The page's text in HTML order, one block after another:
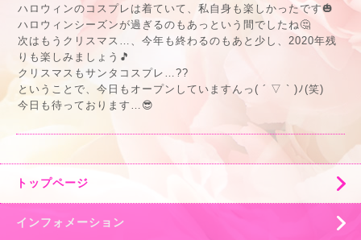
ハロウィンのコスプレは着ていて、私自身も楽しかったです🎃
ハロウィンシーズンが過ぎるのもあっという間でしたね🤔
次はもうクリスマス…、今年も終わるのもあと少し、2020年残
りも楽しみましょう🎵
クリスマスもサンタコスプレ…??
ということで、今日もオープンしていますんっ( ´ ▽ ` )ﾉ(笑)
今日も待っております…😎
トップページ
インフォメーション